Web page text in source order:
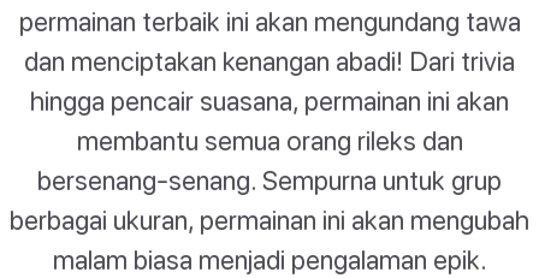
permainan terbaik ini akan mengundang tawa
dan menciptakan kenangan abadi! Dari trivia
hingga pencair suasana, permainan ini akan
membantu semua orang rileks dan
bersenang-senang. Sempurna untuk grup
berbagai ukuran, permainan ini akan mengubah
malam biasa menjadi pengalaman epik.